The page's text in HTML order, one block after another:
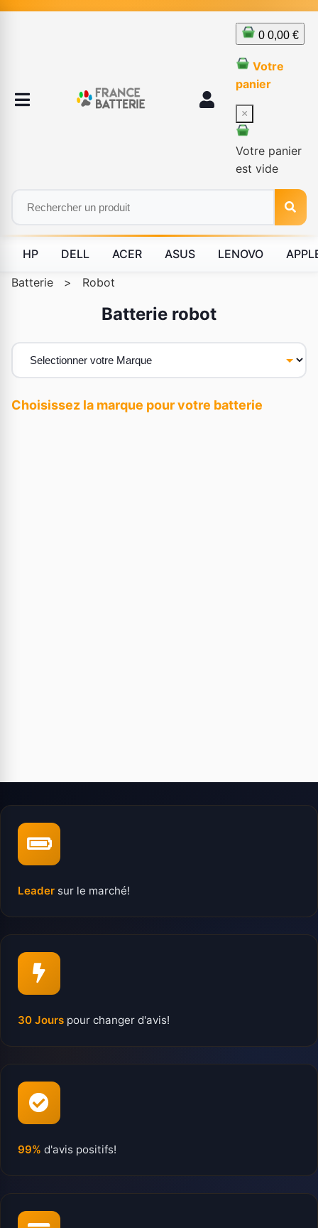
0 0,00 €
Votre
panier
×
Votre panier
est vide
HP DELL ACER ASUS LENOVO
Batterie > Robot
Batterie robot
Choisissez la marque pour votre batterie
Leader sur le marché!
30 Jours pour changer d'avis!
99% d'avis positifs!